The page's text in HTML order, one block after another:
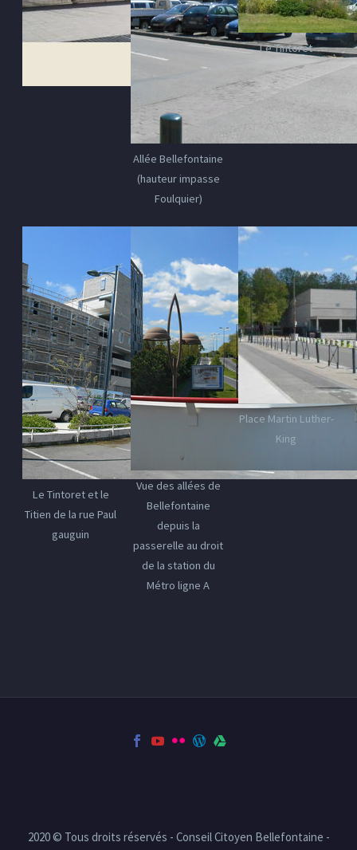
Allée Bellefontaine
(hauteur impasse
Foulquier)
Le Tintoret
Le Tintoret et le
Titien de la rue Paul
gauguin
Vue des allées de
Bellefontaine
depuis la
passerelle au droit
de la station du
Métro ligne A
Place Martin Luther-
King
2020 © Tous droits réservés - Conseil Citoyen Bellefontaine -